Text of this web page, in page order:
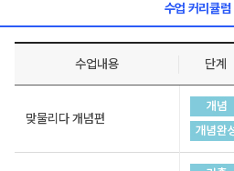
수업 커리큘럼
수업내용 단계
맞물리다 개념편